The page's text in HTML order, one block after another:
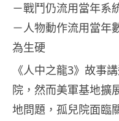
－戰鬥仍流用當年系
－人物動作流用當年
為生硬
《人中之龍3》故事
院，然而美軍基地擴
地問題，孤兒院面臨